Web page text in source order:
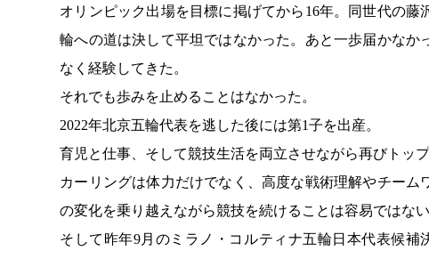
オリンピック出場を目標に掲げてから16年。同世代の
輪への道は決して平坦ではなかった。あと一歩届かな
なく経験してきた。
それでも歩みを止めることはなかった。
2022年北京五輪代表を逃した後には第1子を出産。
育児と仕事、そして競技生活を両立させながら再びトッ
カーリングは体力だけでなく、高度な戦術理解やチー
の変化を乗り越えながら競技を続けることは容易ではな
そして昨年9月のミラノ・コルティナ五輪日本代表候